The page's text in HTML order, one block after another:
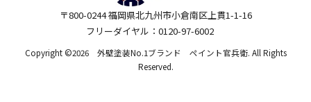
〒800-0244 福岡県北九州市小倉南区上貫1-1-16
フリーダイヤル：0120-97-6002
Copyright ©2026 外壁塗装No.1ブランド ペイント官兵衛. All Rights
Reserved.